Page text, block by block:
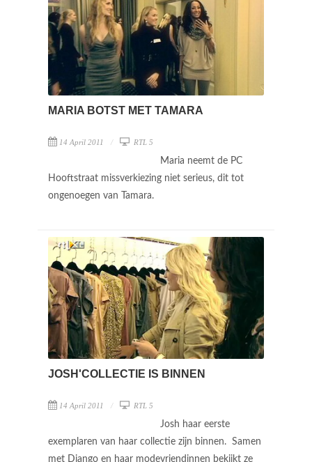
MARIA BOTST MET TAMARA
14 April 2011 RTL 5
Maria neemt de PC
Hooftstraat missverkiezing niet serieus, dit tot
ongenoegen van Tamara.
JOSH'COLLECTIE IS BINNEN
14 April 2011 RTL 5
Josh haar eerste
exemplaren van haar collectie zijn binnen. Samen
met Django en haar modevriendinnen bekijkt ze